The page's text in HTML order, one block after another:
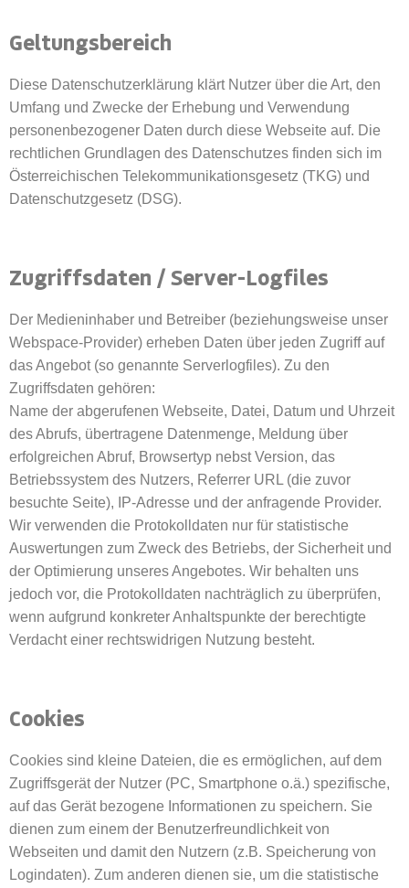
Geltungsbereich
Diese Datenschutzerklärung klärt Nutzer über die Art, den
Umfang und Zwecke der Erhebung und Verwendung
personenbezogener Daten durch diese Webseite auf. Die
rechtlichen Grundlagen des Datenschutzes finden sich im
Österreichischen Telekommunikationsgesetz (TKG) und
Datenschutzgesetz (DSG).
Zugriffsdaten / Server-Logfiles
Der Medieninhaber und Betreiber (beziehungsweise unser
Webspace-Provider) erheben Daten über jeden Zugriff auf
das Angebot (so genannte Serverlogfiles). Zu den
Zugriffsdaten gehören:
Name der abgerufenen Webseite, Datei, Datum und Uhrzeit
des Abrufs, übertragene Datenmenge, Meldung über
erfolgreichen Abruf, Browsertyp nebst Version, das
Betriebssystem des Nutzers, Referrer URL (die zuvor
besuchte Seite), IP-Adresse und der anfragende Provider.
Wir verwenden die Protokolldaten nur für statistische
Auswertungen zum Zweck des Betriebs, der Sicherheit und
der Optimierung unseres Angebotes. Wir behalten uns
jedoch vor, die Protokolldaten nachträglich zu überprüfen,
wenn aufgrund konkreter Anhaltspunkte der berechtigte
Verdacht einer rechtswidrigen Nutzung besteht.
Cookies
Cookies sind kleine Dateien, die es ermöglichen, auf dem
Zugriffsgerät der Nutzer (PC, Smartphone o.ä.) spezifische,
auf das Gerät bezogene Informationen zu speichern. Sie
dienen zum einem der Benutzerfreundlichkeit von
Webseiten und damit den Nutzern (z.B. Speicherung von
Logindaten). Zum anderen dienen sie, um die statistische